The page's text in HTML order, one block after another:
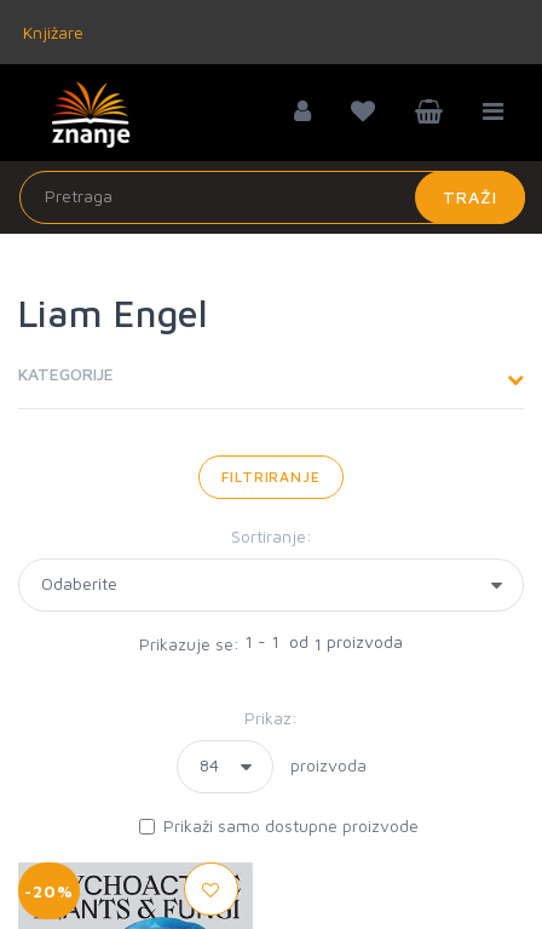
Knjižare
TRAŽI
Liam Engel
KATEGORIJE
FILTRIRANJE
Sortiranje:
Prikazuje se: 1 - 1 od 1 proizvoda
Prikaz:
proizvoda
Prikaži samo dostupne proizvode
-20%